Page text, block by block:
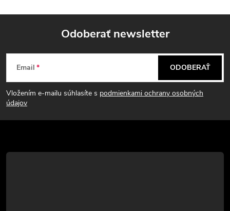
Z
á
p
t
Odoberať newsletter
Email
Vložením e-mailu súhlasíte s podmienkami ochrany osobných
údajov
ODOBERAŤ